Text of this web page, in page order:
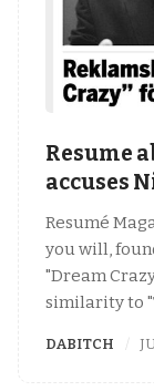
Resume
accuses
Resumé
you will,
"Dream
similarity to
DABITCH